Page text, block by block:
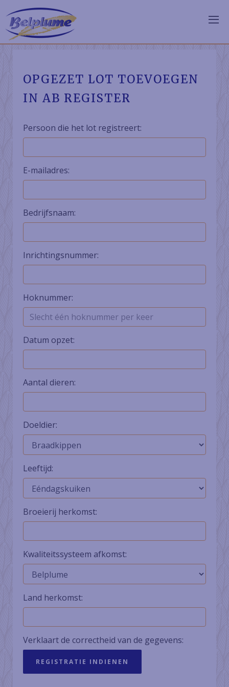
OPGEZET LOT TOEVOEGEN
IN AB REGISTER
Persoon die het lot registreert:
E-mailadres:
Bedrijfsnaam:
Inrichtingsnummer:
Hoknummer:
Datum opzet:
Aantal dieren:
Doeldier:
Leeftijd:
Broeierij herkomst:
Kwaliteitssysteem afkomst:
Land herkomst:
Verklaart de correctheid van de gegevens: